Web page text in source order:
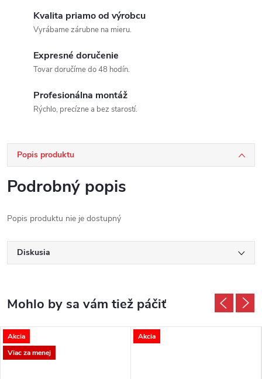
Kvalita priamo od výrobcu
Vyrábame zárubne na mieru.
Expresné doručenie
Tovar doručíme do 48 hodín.
Profesionálna montáž
Rýchlo, precízne a bez starostí.
Popis produktu
Podrobný popis
Popis produktu nie je dostupný
Diskusia
Akcia
Viac za menej
Akcia